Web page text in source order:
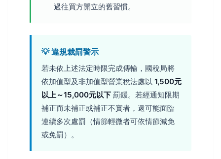
過往買方開立的舊習慣。
💡 違規裁罰警示
若未依上述法定時限完成傳輸，國稅局將
依加值型及非加值型營業稅法處以 1,500元
以上～15,000元以下 罰鍰。若經通知限期
補正而未補正或補正不實者，還可能面臨
連續多次處罰（情節輕微者可依情節減免
或免罰）。